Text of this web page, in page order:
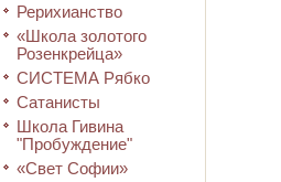
Рерихианство
«Школа золотого
Розенкрейца»
СИСТЕМА Рябко
Сатанисты
Школа Гивина
"Пробуждение"
«Свет Софии»